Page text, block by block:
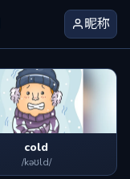
昵称
cold
/kəʊld/